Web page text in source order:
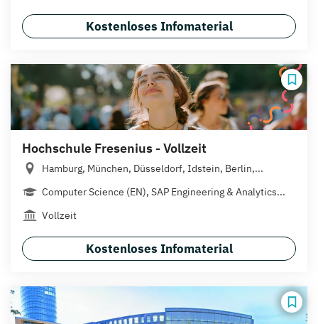
Kostenloses Infomaterial
Hochschule Fresenius - Vollzeit
Hamburg, München, Düsseldorf, Idstein, Berlin,...
Computer Science (EN), SAP Engineering & Analytics...
Vollzeit
Kostenloses Infomaterial